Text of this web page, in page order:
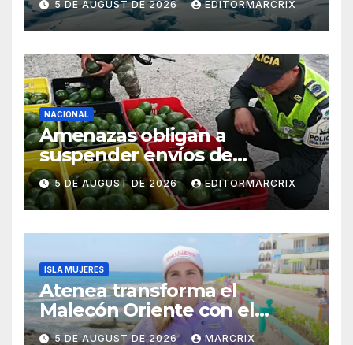
5 DE AUGUST DE 2026 EDITORMARCRIX
NACIONAL
Amenazas obligan a
suspender envíos de
aguacate michoacano a EU
5 DE AUGUST DE 2026 EDITORMARCRIX
ISLA MUJERES
Atenea transforma el
Malecón Oriente con el
nuevo Paseo de las Sirenas
5 DE AUGUST DE 2026 MARCRIX